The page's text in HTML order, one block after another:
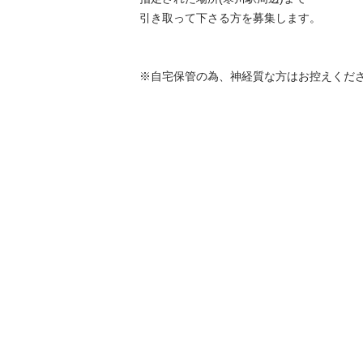
引き取って下さる方を募集します。
※自宅保管の為、神経質な方はお控えくだ